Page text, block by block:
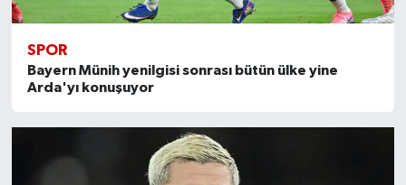
SPOR
Bayern Münih yenilgisi sonrası bütün ülke yine
Arda'yı konuşuyor